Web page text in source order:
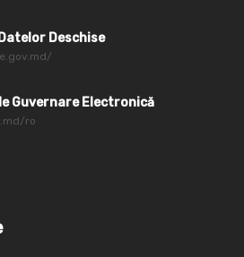
Deschise
Guvernare Electronică
ro